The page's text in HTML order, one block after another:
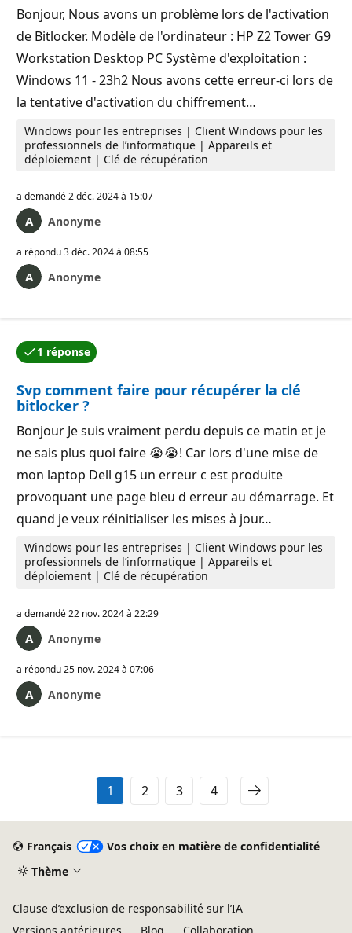
Bonjour, Nous avons un problème lors de l'activation
de Bitlocker. Modèle de l'ordinateur : HP Z2 Tower G9
Workstation Desktop PC Système d'exploitation :
Windows 11 - 23h2 Nous avons cette erreur-ci lors de
la tentative d'activation du chiffrement…
Windows pour les entreprises | Client Windows pour les
professionnels de l’informatique | Appareils et
déploiement | Clé de récupération
a demandé2 déc. 2024 à 15:07
Anonyme
a répondu3 déc. 2024 à 08:55
Anonyme
1 réponse
L’une des réponses a été acceptée par l’auteur de la
Svp comment faire pour récupérer la clé
bitlocker ?
Bonjour Je suis vraiment perdu depuis ce matin et je
ne sais plus quoi faire 😭😭! Car lors d'une mise de
mon laptop Dell g15 un erreur c est produite
provoquant une page bleu d erreur au démarrage. Et
quand je veux réinitialiser les mises à jour…
Windows pour les entreprises | Client Windows pour les
professionnels de l’informatique | Appareils et
déploiement | Clé de récupération
a demandé22 nov. 2024 à 22:29
Anonyme
a répondu25 nov. 2024 à 07:06
Anonyme
1 2 3 4
Français
Vos choix en matière de confidentialité
Thème
Clause d’exclusion de responsabilité sur l’IA